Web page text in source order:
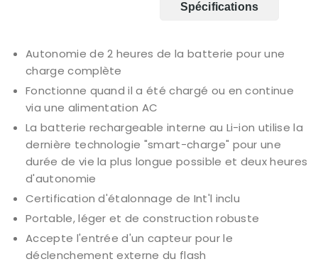
Spécifications
Autonomie de 2 heures de la batterie pour une
charge complète
Fonctionne quand il a été chargé ou en continue
via une alimentation AC
La batterie rechargeable interne au Li-ion utilise la
dernière technologie "smart-charge" pour une
durée de vie la plus longue possible et deux heures
d'autonomie
Certification d'étalonnage de Int'l inclu
Portable, léger et de construction robuste
Accepte l'entrée d'un capteur pour le
déclenchement externe du flash